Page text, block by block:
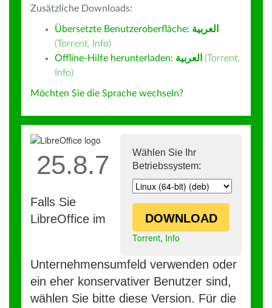
Zusätzliche Downloads:
Übersetzte Benutzeroberfläche: العربية
(Torrent, Info)
Offline-Hilfe herunterladen: العربية (Torrent,
Info)
Möchten Sie die Sprache wechseln?
Wählen Sie Ihr
Betriebssystem:
DOWNLOAD
Torrent, Info
25.8.7
Falls Sie
LibreOffice im
Unternehmensumfeld verwenden oder
ein eher konservativer Benutzer sind,
wählen Sie bitte diese Version. Für die